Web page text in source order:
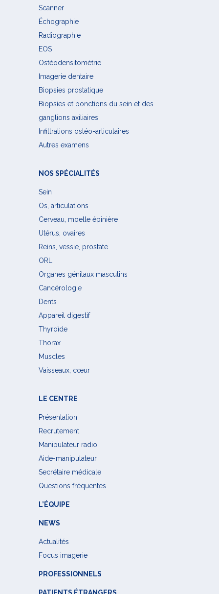
Scanner
Échographie
Radiographie
EOS
Ostéodensitométrie
Imagerie dentaire
Biopsies prostatique
Biopsies et ponctions du sein et des
ganglions axiliaires
Infiltrations ostéo-articulaires
Autres examens
NOS SPÉCIALITÉS
Sein
Os, articulations
Cerveau, moelle épinière
Utérus, ovaires
Reins, vessie, prostate
ORL
Organes génitaux masculins
Cancérologie
Dents
Appareil digestif
Thyroïde
Thorax
Muscles
Vaisseaux, cœur
LE CENTRE
Présentation
Recrutement
Manipulateur radio
Aide-manipulateur
Secrétaire médicale
Questions fréquentes
L’ÉQUIPE
NEWS
Actualités
Focus imagerie
PROFESSIONNELS